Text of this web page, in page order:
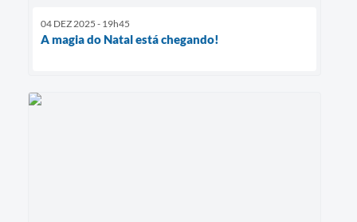
04 DEZ 2025 - 19h45
A magia do Natal está chegando!